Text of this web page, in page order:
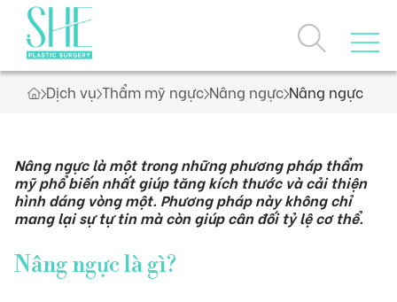
Trang chủ
Về chúng tôi
Câu chuyện thương hiệu
Dịch vụ
Giải thưởng, chứng nhận
Dịch vụ Thẩm mỹ ngực Nâng ngực Nâng ngực
Nâng ngực là một trong những phương pháp thẩm
mỹ phổ biến nhất giúp tăng kích thước và cải thiện
hình dáng vòng một. Phương pháp này không chỉ
mang lại sự tự tin mà còn giúp cân đối tỷ lệ cơ thể.
Nâng ngực là gì?